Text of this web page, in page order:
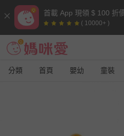
首載 App 現領 $ 100 折
( 10000+ )
分類 首頁 嬰幼 童裝